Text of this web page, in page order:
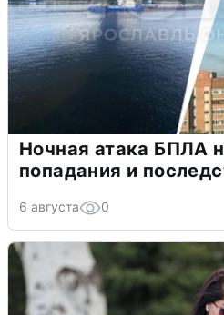
Ночная атака БПЛА
попадания и
6 августа 0